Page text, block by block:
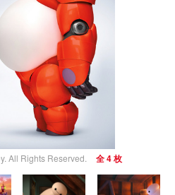
All Rights Reserved. 全 4 枚